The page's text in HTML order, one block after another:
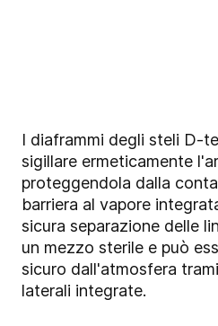
I diaframmi degli steli D-
sigillare ermeticamente
proteggendola dalla
barriera al vapore
sicura separazione delle
un mezzo sterile e può
sicuro dall'atmosfera
laterali integrate.